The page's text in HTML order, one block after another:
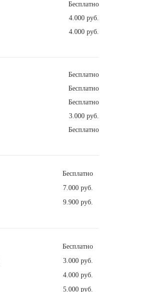
Бесплатно
4.000 руб.
4.000 руб.
Бесплатно
Бесплатно
Бесплатно
3.000 руб.
Бесплатно
Бесплатно
7.000 руб.
9.900 руб.
Бесплатно
3.000 руб.
4.000 руб.
5.000 руб.